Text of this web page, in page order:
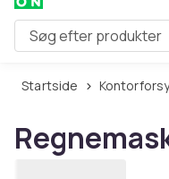
Søg efter produkter
Startside